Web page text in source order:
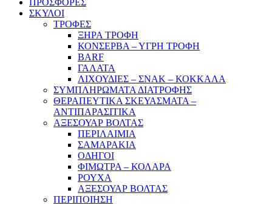
ΠΡΟΣΦΟΡΕΣ
ΣΚΥΛΟΙ
ΤΡΟΦΕΣ
ΞΗΡΑ ΤΡΟΦΗ
ΚΟΝΣΕΡΒΑ – ΥΓΡΗ ΤΡΟΦΗ
BARF
ΓΑΛΑΤΑ
ΛΙΧΟΥΔΙΕΣ – ΣΝΑΚ – ΚΟΚΚΑΛΑ
ΣΥΜΠΛΗΡΩΜΑΤΑ ΔΙΑΤΡΟΦΗΣ
ΘΕΡΑΠΕΥΤΙΚΑ ΣΚΕΥΑΣΜΑΤΑ –
ΑΝΤΙΠΑΡΑΣΙΤΙΚΑ
ΑΞΕΣΟΥΑΡ ΒΟΛΤΑΣ
ΠΕΡΙΛΑΙΜΙΑ
ΣΑΜΑΡΑΚΙΑ
ΟΔΗΓΟΙ
ΦΙΜΩΤΡΑ – ΚΟΛΑΡΑ
ΡΟΥΧΑ
ΑΞΕΣΟΥΑΡ ΒΟΛΤΑΣ
ΠΕΡΙΠΟΙΗΣΗ